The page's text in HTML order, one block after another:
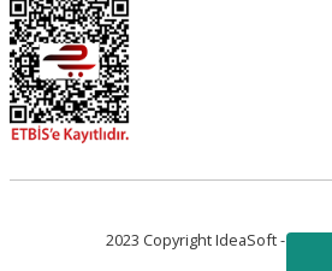
2023 Copyright IdeaSoft - Tüm